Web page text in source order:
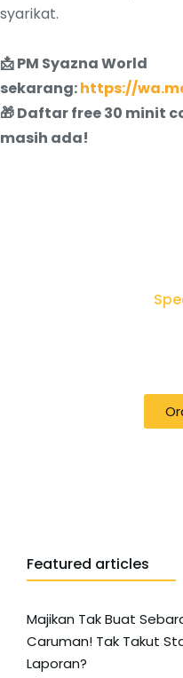
syarikat.
📩 PM Syazna World
sekarang:https://
🎁 Daftar free 30 minit
masih ada!
Featured articles
Majikan Tak Buat
Caruman! Tak Takut
Laporan?